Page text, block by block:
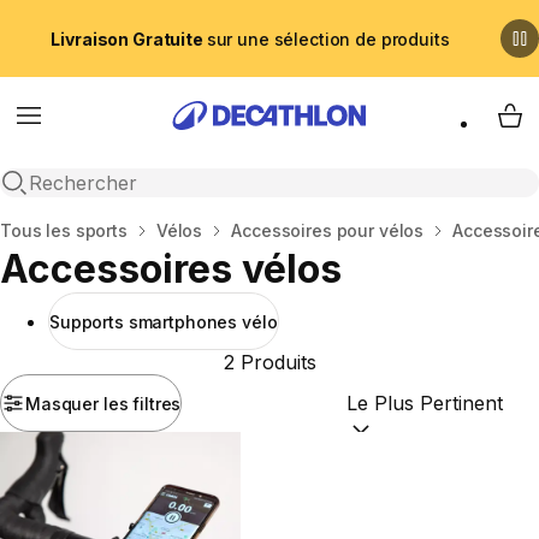
Livraison Gratuite sur une sélection de produits
Menu
Recherche ouverte
My
Accueil
Tous les sports Vélos Accessoires pour vélos
Accessoires vélos
Supports smartphones vélo
Masquer les filtres
2 Produits
Trier par :(optional)